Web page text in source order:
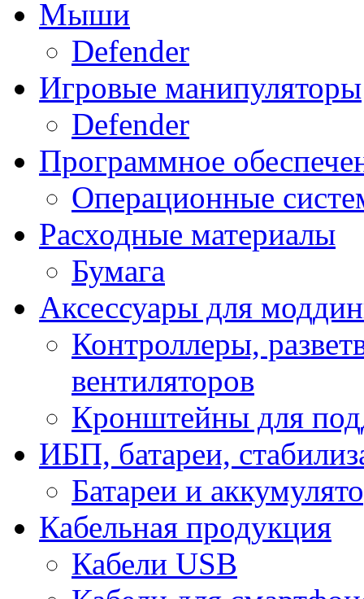
Мыши
Defender
Игровые манипуляторы
Defender
Программное
Операционные
Расходные материалы
Бумага
Аксессуары для
Контроллеры,
вентиляторов
Кронштейны для
ИБП, батареи,
Батареи и
Кабельная продукция
Кабели USB